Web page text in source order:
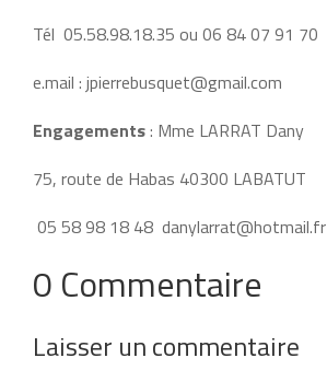
Tél 05.58.98.18.35 ou 06 84 07 91 70
e.mail : jpierrebusquet@gmail.com
Engagements: Mme LARRAT Dany
75, route de Habas 40300 LABATUT
05 58 98 18 48 danylarrat@hotmail.fr
0 Commentaire
Laisser un commentaire